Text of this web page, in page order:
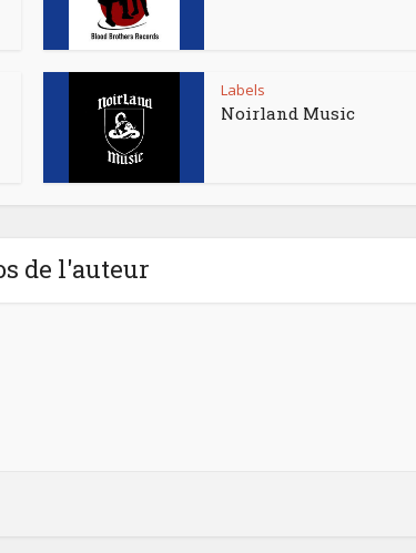
Labels
Noirland Music
de l'auteur